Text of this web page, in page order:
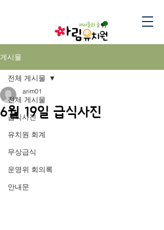
게시물
전체 게시물
급식사진
유치원 회계
무상급식
운영위 회의록
안내문
전체 게시물
6월 19일 급식사진
arim01